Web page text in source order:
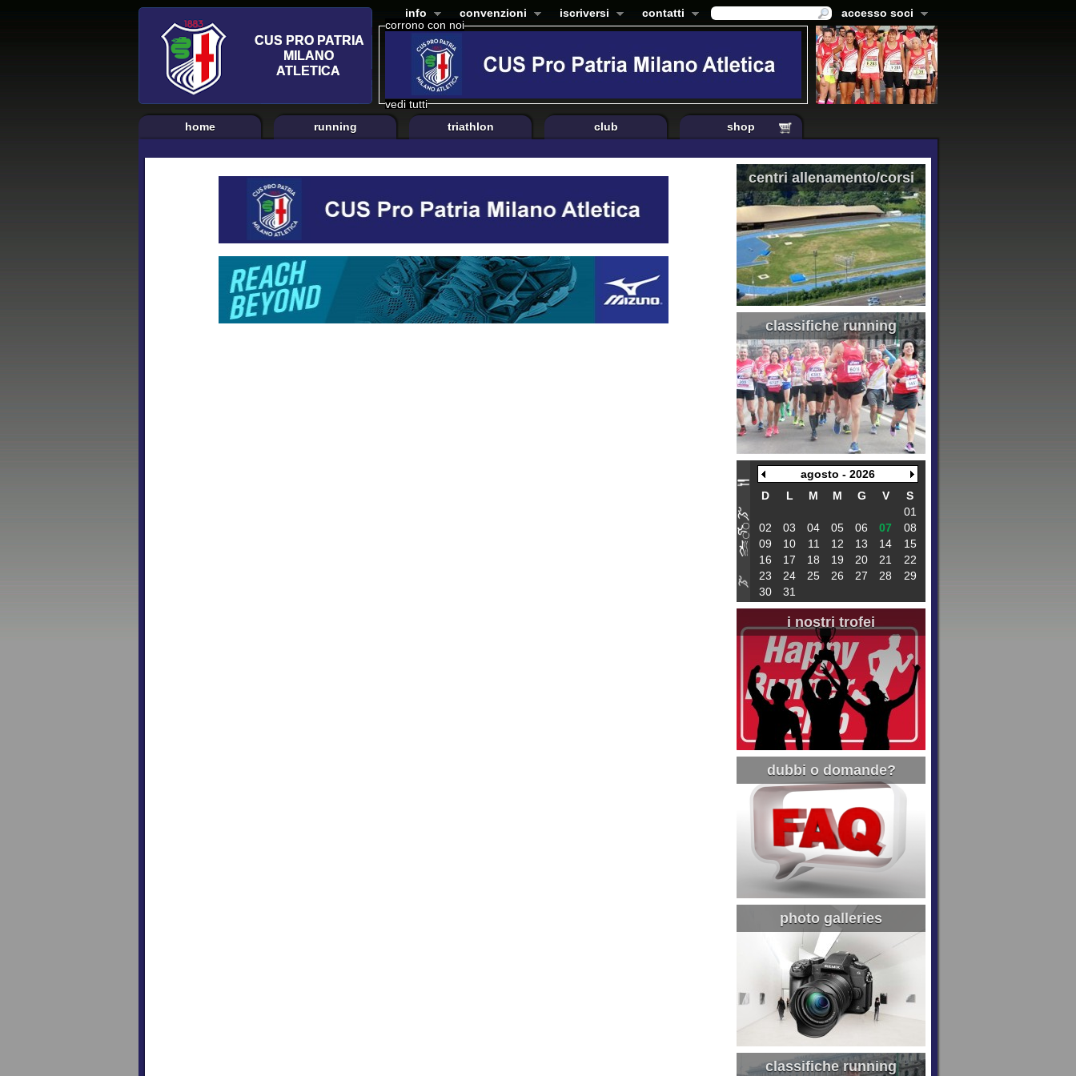
corrono con noi
vedi tutti
info convenzioni iscriversi contatti accesso soci
home running triathlon club shop
centri allenamento/corsi
classifiche running
agosto - 2026
D
L M M G V
S
01
02
03 04 05 06 07
08
09
10 11 12 13 14
15
16
17 18 19 20 21
22
23
24 25 26 27 28
29
30
31
i nostri trofei
dubbi o domande?
photo galleries
classifiche running